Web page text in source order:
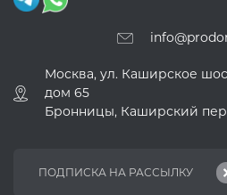
Москва, ул. Каширское
дом 65
Бронницы, Каширский